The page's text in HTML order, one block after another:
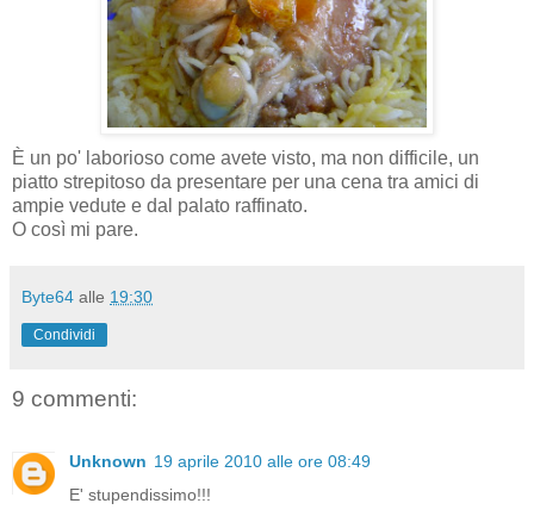
È un po' laborioso come avete visto, ma non difficile, un
piatto strepitoso da presentare per una cena tra amici di
ampie vedute e dal palato raffinato.
O così mi pare.
Byte64 alle 19:30
Condividi
9 commenti:
Unknown 19 aprile 2010 alle ore 08:49
E' stupendissimo!!!